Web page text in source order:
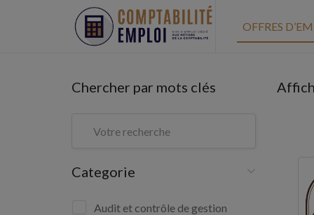
OFFRES
Chercher par mots clés
Categorie
Audit et contrôle de gestion